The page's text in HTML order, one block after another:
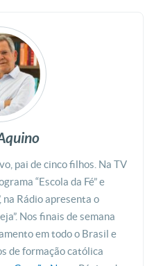
pai de cinco filhos. Na TV
“Escola da Fé” e
na Rádio apresenta o
Nos finais de semana
em todo o Brasil e
de formação católica